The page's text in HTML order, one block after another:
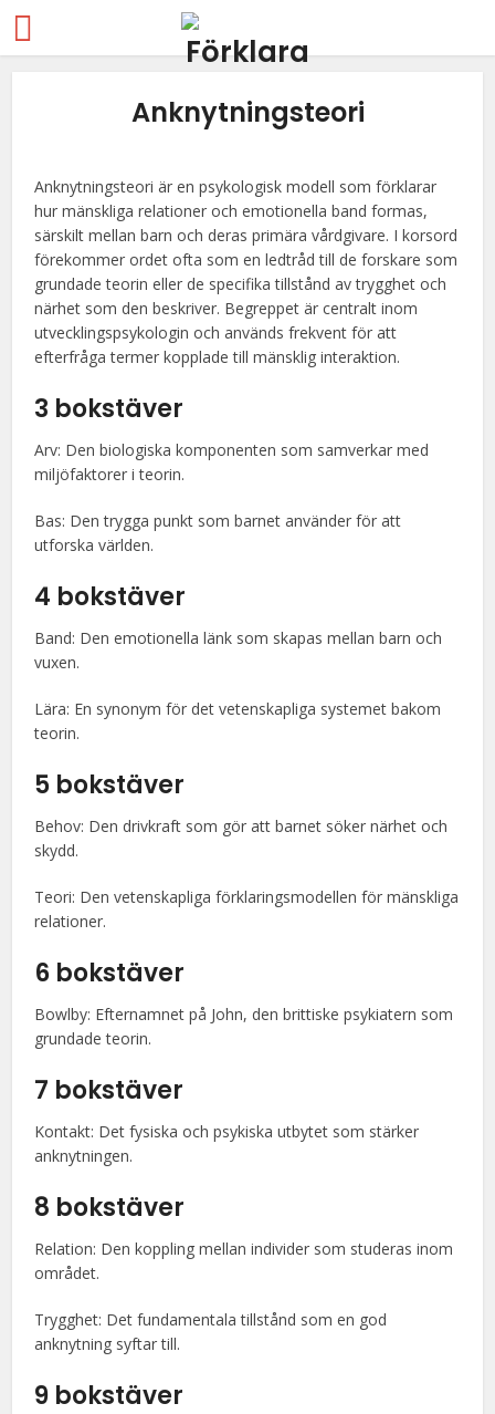
Anknytningsteori
Anknytningsteori är en psykologisk modell som förklarar
hur mänskliga relationer och emotionella band formas,
särskilt mellan barn och deras primära vårdgivare. I korsord
förekommer ordet ofta som en ledtråd till de forskare som
grundade teorin eller de specifika tillstånd av trygghet och
närhet som den beskriver. Begreppet är centralt inom
utvecklingspsykologin och används frekvent för att
efterfråga termer kopplade till mänsklig interaktion.
3 bokstäver
Arv: Den biologiska komponenten som samverkar med
miljöfaktorer i teorin.
Bas: Den trygga punkt som barnet använder för att
utforska världen.
4 bokstäver
Band: Den emotionella länk som skapas mellan barn och
vuxen.
Lära: En synonym för det vetenskapliga systemet bakom
teorin.
5 bokstäver
Behov: Den drivkraft som gör att barnet söker närhet och
skydd.
Teori: Den vetenskapliga förklaringsmodellen för mänskliga
relationer.
6 bokstäver
Bowlby: Efternamnet på John, den brittiske psykiatern som
grundade teorin.
7 bokstäver
Kontakt: Det fysiska och psykiska utbytet som stärker
anknytningen.
8 bokstäver
Relation: Den koppling mellan individer som studeras inom
området.
Trygghet: Det fundamentala tillstånd som en god
anknytning syftar till.
9 bokstäver